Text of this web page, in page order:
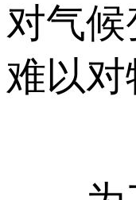
对气
难以